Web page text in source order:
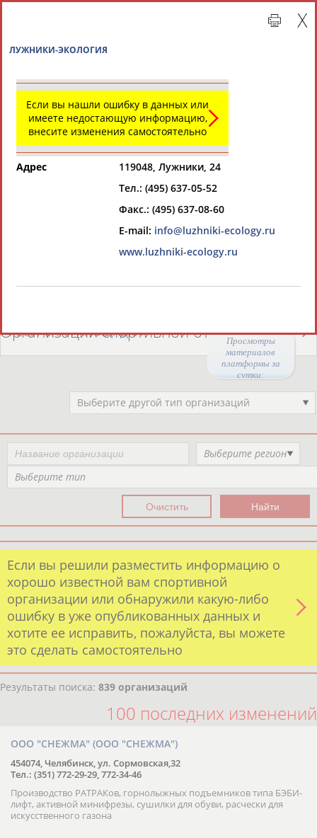
Просмотры
материалов
платформы за
сутки:
Организации спортивной отрасли
СВОДНЫЕ ИНДЕКСЫ
ТАБЛО АКТИВНОСТИ
РЕСУРСНАЯ ПЛОЩАДКА
Организации спортивной отрасли
Выберите другой тип организаций
Выберите регион
Выберите тип
Если вы решили разместить информацию о
хорошо известной вам спортивной
организации или обнаружили какую-либо
ошибку в уже опубликованных данных и
хотите ее исправить, пожалуйста, вы можете
это сделать самостоятельно
Результаты поиска: 839 организаций
100 последних изменений
ООО "СНЕЖМА" (ООО "СНЕЖМА")
454074, Челябинск, ул. Сормовская,32
Тел.: (351) 772-29-29, 772-34-46
Производство РАТРАКов, горнолыжных подъемников типа БЭБИ-
лифт, активной минифрезы, сушилки для обуви, расчески для
искусственного газона
Если вы нашли ошибку в данных или
имеете недостающую информацию,
внесите изменения самостоятельно
Адрес
119048, Лужники, 24
Тел.: (495) 637-05-52
Факс.: (495) 637-08-60
E-mail: info@luzhniki-ecology.ru
www.luzhniki-ecology.ru